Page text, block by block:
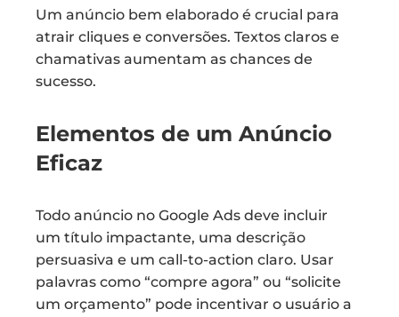
Um anúncio bem elaborado é crucial para
atrair cliques e conversões. Textos claros e
chamativas aumentam as chances de
sucesso.
Elementos de um Anúncio
Eficaz
Todo anúncio no Google Ads deve incluir
um título impactante, uma descrição
persuasiva e um call-to-action claro. Usar
palavras como “compre agora” ou “solicite
um orçamento” pode incentivar o usuário a